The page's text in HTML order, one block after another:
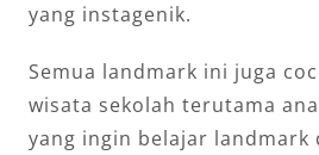
yang instagenik.
Semua landmark ini juga
wisata sekolah terutama
yang ingin belajar landmark